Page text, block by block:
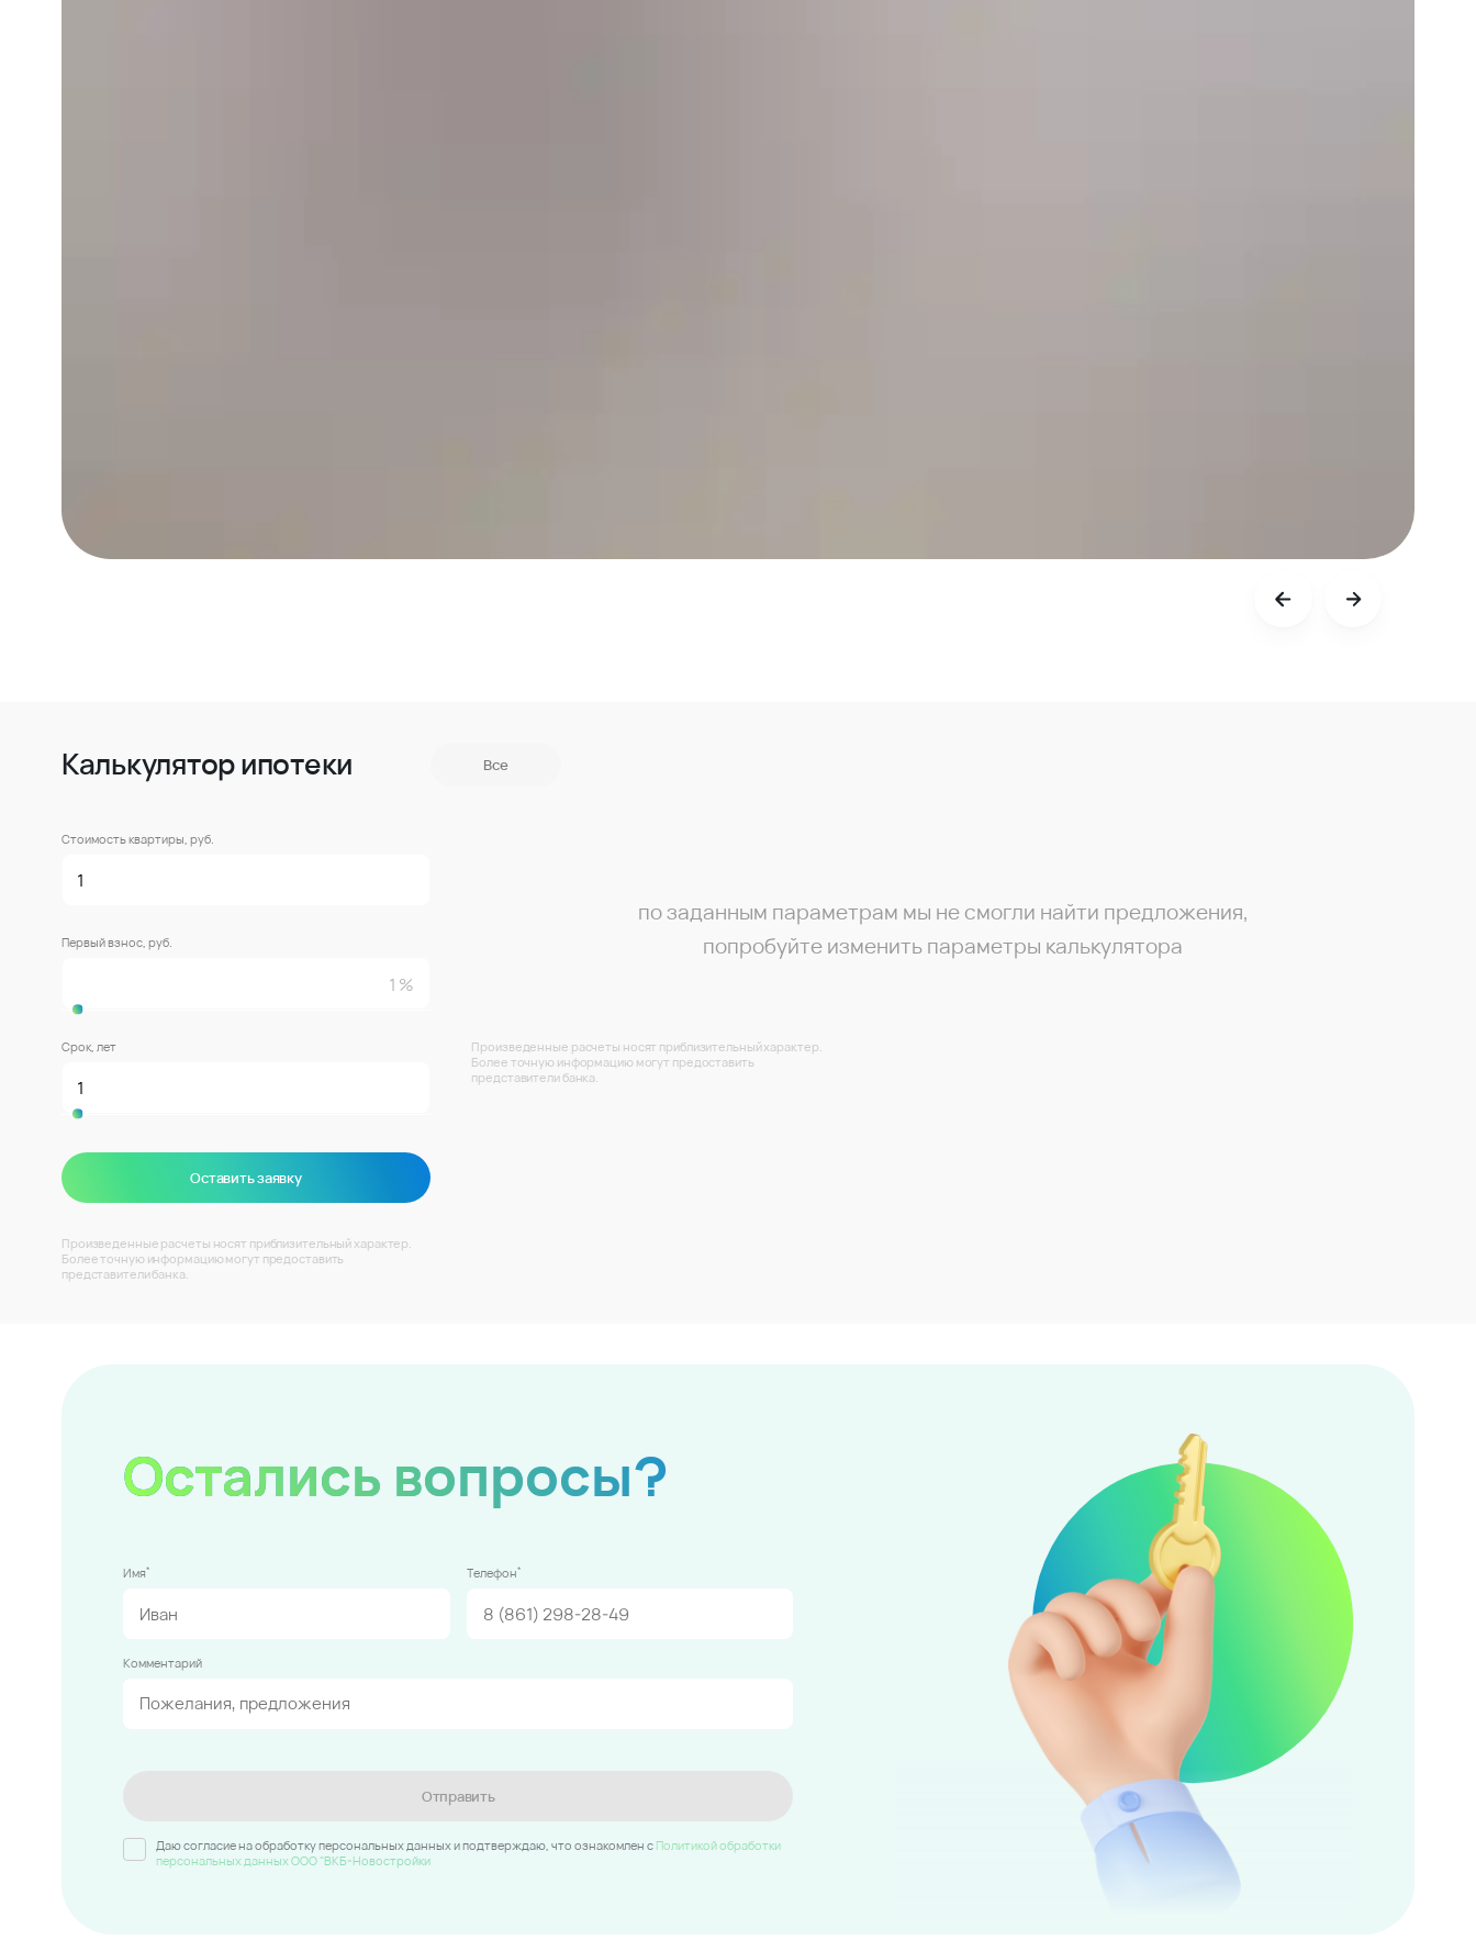
Калькулятор ипотеки Все
Стоимость квартиры, руб.
Первый взнос, руб.
Срок, лет
Оставить заявку
Произведенные расчеты носят приблизительный характер.
Более точную информацию могут предоставить
представители банка.
по заданным параметрам мы не смогли найти предложения,
попробуйте изменить параметры калькулятора
Произведенные расчеты носят приблизительный характер.
Более точную информацию могут предоставить
представители банка.
Остались вопросы?
Имя* Телефон*
Комментарий
Отправить
Даю согласие на обработку персональных данных и подтверждаю, что ознакомлен c Политикой обработки
персональных данных ООО "ВКБ-Новостройки